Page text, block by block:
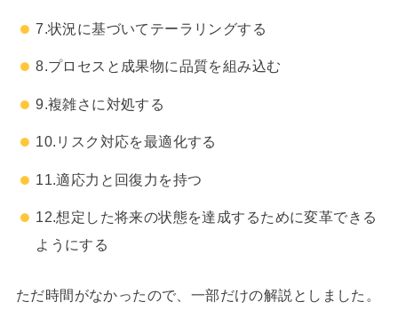
7.状況に基づいてテーラリングする
8.プロセスと成果物に品質を組み込む
9.複雑さに対処する
10.リスク対応を最適化する
11.適応力と回復力を持つ
12.想定した将来の状態を達成するために変革できる
ようにする
ただ時間がなかったので、一部だけの解説としました。